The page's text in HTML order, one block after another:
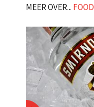
MEER OVER... FOOD